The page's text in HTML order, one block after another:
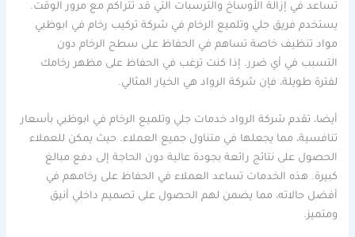
تساعد في إزالة الأوساخ والترسبات التي قد تتراكم مع مرور الوقت.
يستخدم فريق جلي وتلميع الرخام في شركة تركيب رخام في ابوظبي
مواد تنظيف خاصة تساهم في الحفاظ على سطح الرخام دون
التسبب في أي ضرر. إذا كنت ترغب في الحفاظ على مظهر رخامك
لفترة طويلة، فإن شركة الرواد هي الخيار المثالي.
أيضا، تقدم شركة الرواد خدمات جلي وتلميع الرخام في ابوظبي بأسعار
تنافسية، مما يجعلها في متناول جميع العملاء. حيث يمكن للعملاء
الحصول على نتائج رائعة بجودة عالية دون الحاجة إلى دفع مبالغ
كبيرة. هذه الخدمات تساعد العملاء في الحفاظ على رخامهم في
أفضل حالاته، مما يضمن لهم الحصول على تصميم داخلي أنيق
ومتميز.